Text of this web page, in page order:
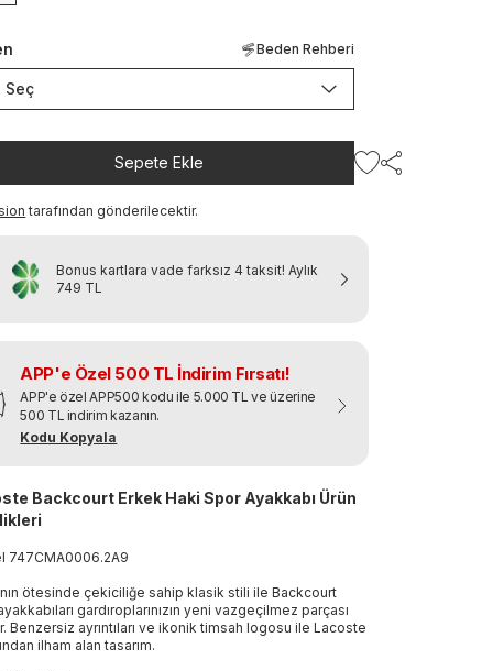
Beden Rehberi
Seç
Sepete Ekle
tarafından gönderilecektir.
Bonus kartlara vade farksız 4 taksit! Aylık
749 TL
APP'e Özel 500 TL İndirim Fırsatı!
APP'e özel APP500 kodu ile 5.000 TL ve üzerine
500 TL indirim kazanın.
Kodu Kopyala
Backcourt Erkek Haki Spor Ayakkabı Ürün
747CMA0006.2A9
ötesinde çekiciliğe sahip klasik stili ile Backcourt
gardıroplarınızın yeni vazgeçilmez parçası
Benzersiz ayrıntıları ve ikonik timsah logosu ile Lacoste
ilham alan tasarım.